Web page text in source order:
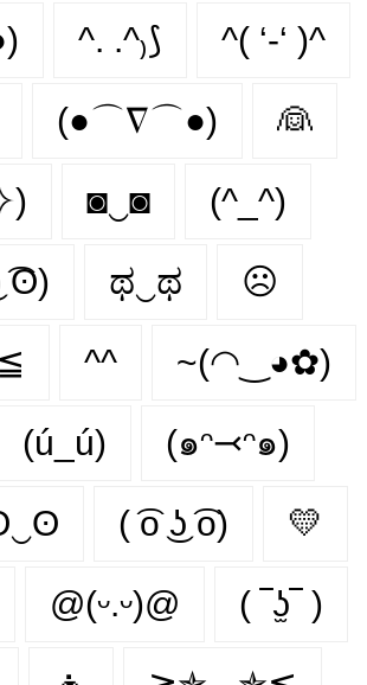
^. .^₎⟆ ^( ‘-‘ )^
(●⌒∇⌒●) 👰‍
◙‿◙ (^_^)
͡ʘ) ಥ‿ಥ ☹️
^^ ~(◠‿◕✿)
(ú_ú) (๑ᵔ⤙ᵔ๑)
( ͡o ͜ʖ ͡o) 💛
@(ᵕ.ᵕ)@ ( ‾ʖ̫‾ )